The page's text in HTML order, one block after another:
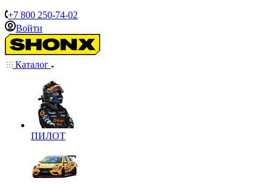
+7 800 250-74-02
Войти
Каталог
ПИЛОТ